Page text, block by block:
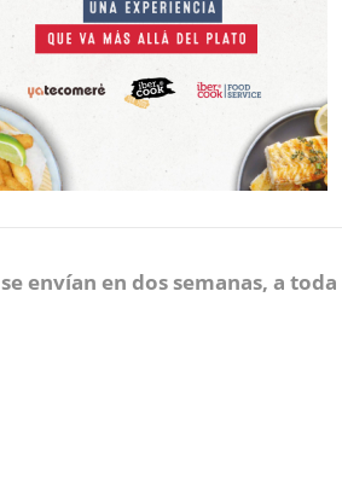
se envían en dos semanas, a